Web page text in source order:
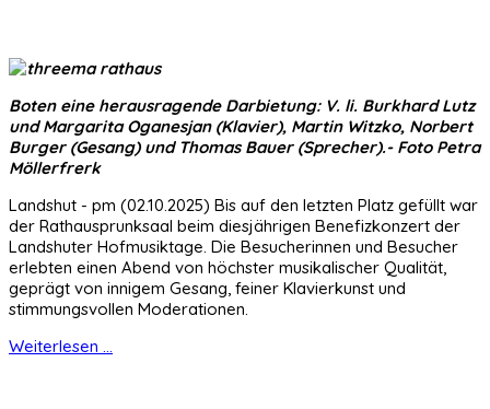
Boten eine herausragende Darbietung: V. li. Burkhard Lutz
und Margarita Oganesjan (Klavier), Martin Witzko, Norbert
Burger (Gesang) und Thomas Bauer (Sprecher).- Foto Petra
Möllerfrerk
Landshut - pm (02.10.2025) Bis auf den letzten Platz gefüllt war
der Rathausprunksaal beim diesjährigen Benefizkonzert der
Landshuter Hofmusiktage. Die Besucherinnen und Besucher
erlebten einen Abend von höchster musikalischer Qualität,
geprägt von innigem Gesang, feiner Klavierkunst und
stimmungsvollen Moderationen.
Weiterlesen ...